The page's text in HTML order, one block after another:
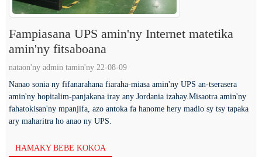
Fampiasana UPS amin'ny Internet matetika
amin'ny fitsaboana
nataon'ny admin tamin'ny 22-08-09
Nanao sonia ny fifanarahana fiaraha-miasa amin'ny UPS an-tserasera
amin'ny hopitalim-panjakana iray any Jordania izahay.Misaotra amin'ny
fahatokisan'ny mpanjifa, azo antoka fa hanome hery madio sy tsy tapaka
ary maharitra ho anao ny UPS.
HAMAKY BEBE KOKOA